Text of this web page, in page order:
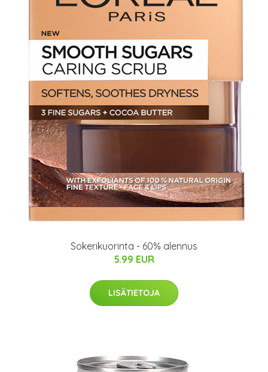
Sokerikuorinta - 60% alennus
5.99 EUR
LISÄTIETOJA